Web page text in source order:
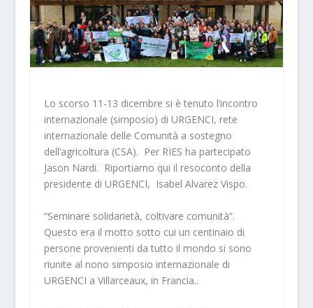
Lo scorso 11-13 dicembre si è tenuto l’incontro
internazionale (simposio) di URGENCI, rete
internazionale delle Comunità a sostegno
dell’agricoltura (CSA). Per RIES ha partecipato
Jason Nardi. Riportiamo qui il resoconto della
presidente di URGENCI, Isabel Alvarez Vispo.
“Seminare solidarietà, coltivare comunità”.
Questo era il motto sotto cui un centinaio di
persone provenienti da tutto il mondo si sono
riunite al nono simposio internazionale di
URGENCI a Villarceaux, in Francia..